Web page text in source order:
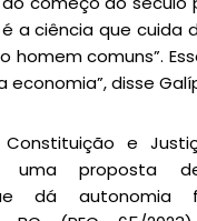
a ciência que cuida
homem comuns”.
economia”, disse
e
uma proposta
dá autonomia